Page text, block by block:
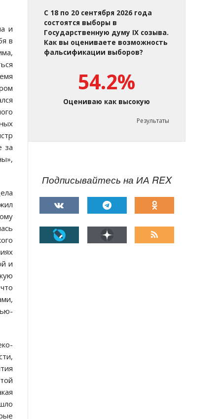
и
в
за
и
С 18 по 20 сентября 2026 года
состоятся выборы в
Государственную думу IX созыва.
Как вы оцениваете возможность
фальсификации выборов?
54.2%
Оцениваю как высокую
Результаты
Подписывайтесь на ИА REX